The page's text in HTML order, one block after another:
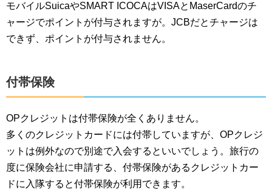
モバイルSuicaやSMART ICOCAはVISAとMaserCardのチ
ャージでポイントが付与されますが。JCBだとチャージは
できず、ポイントが付与されません。
付帯保険
OPクレジットは付帯保険が全くありません。
多くのクレジットカードには付帯していますが、OPクレジ
ットは例外なので別途で入会するといいでしょう。旅行の
度に保険会社に申請する、付帯保険があるクレジットカー
ドに入隊すると付帯保険が利用できます。